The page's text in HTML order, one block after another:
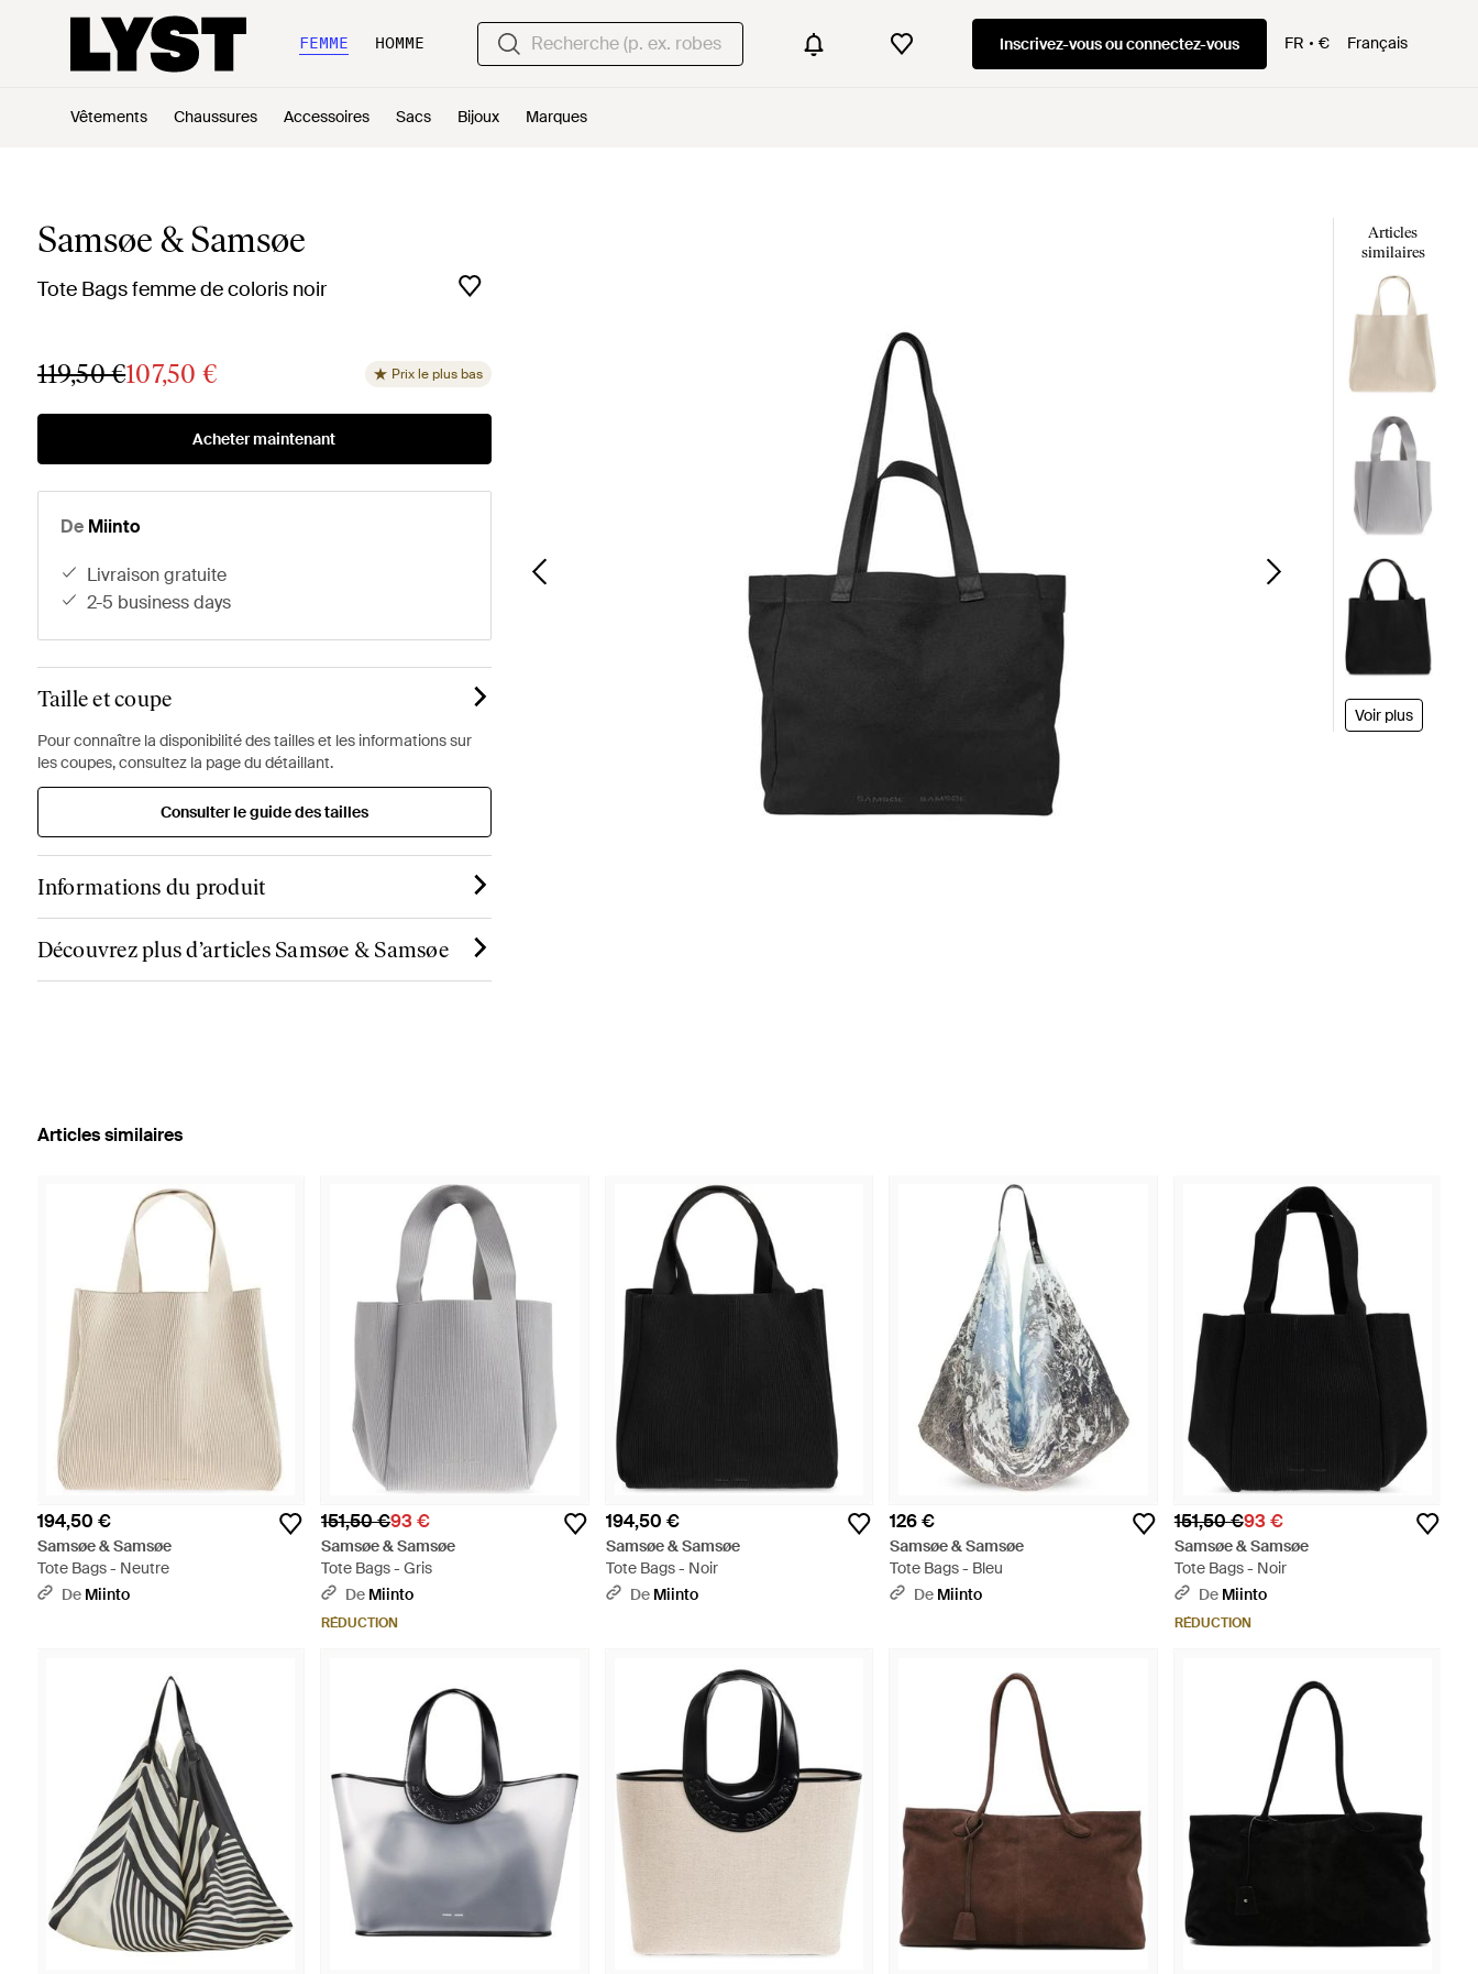
FEMME HOMME Inscrivez-vous ou connectez-vous FR € Français
Vêtements Chaussures Accessoires Sacs Bijoux Marques
Samsøe & Samsøe
Tote Bags femme de coloris noir
119,50 €107,50 € Prix le plus bas
Acheter maintenant
De Miinto
livraison gratuite
2-5 business days
Taille et coupe
Pour connaître la disponibilité des tailles et les informations sur
les coupes, consultez la page du détaillant.
Consulter le guide des tailles
Informations du produit
Découvrez plus d’articles Samsøe & Samsøe
Articles
similaires
Voir plus
Articles similaires
194,50 €
Samsøe & Samsøe
Tote Bags - Neutre
De Miinto
151,50 €93 €
Samsøe & Samsøe
Tote Bags - Gris
De Miinto
RÉDUCTION
194,50 €
Samsøe & Samsøe
Tote Bags - Noir
De Miinto
126 €
Samsøe & Samsøe
Tote Bags - Bleu
De Miinto
151,50 €93 €
Samsøe & Samsøe
Tote Bags - Noir
De Miinto
RÉDUCTION